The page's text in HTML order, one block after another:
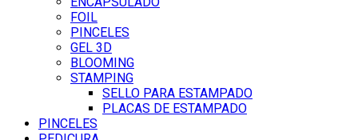
FOIL
PINCELES
GEL 3D
BLOOMING
STAMPING
SELLO PARA ESTAMPADO
PLACAS DE ESTAMPADO
PINCELES